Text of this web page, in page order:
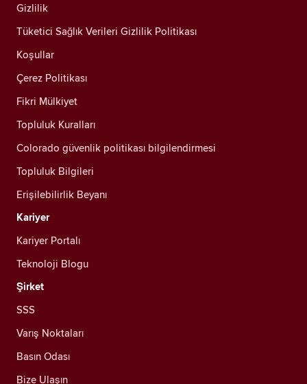
Gizlilik
Tüketici Sağlık Verileri Gizlilik Politikası
Koşullar
Çerez Politikası
Fikri Mülkiyet
Topluluk Kuralları
Colorado güvenlik politikası bilgilendirmesi
Topluluk Bilgileri
Erişilebilirlik Beyanı
Kariyer
Kariyer Portalı
Teknoloji Blogu
Şirket
SSS
Varış Noktaları
Basın Odası
Bize Ulaşın